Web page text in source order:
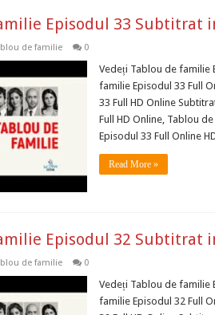
Episodul 33 Subtitrat
de familie 0
Vedeți Tablou de familie
familie Episodul 33 Full
33 Full HD Online
Full HD Online, Tablou
Episodul 33 Full Online
Read More »
Episodul 32 Subtitrat
de familie 0
Vedeți Tablou de familie
familie Episodul 32 Full